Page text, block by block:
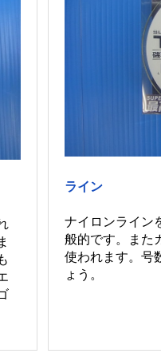
ライン
ナイロンライン
般的です。また
使われます。号
ょう。